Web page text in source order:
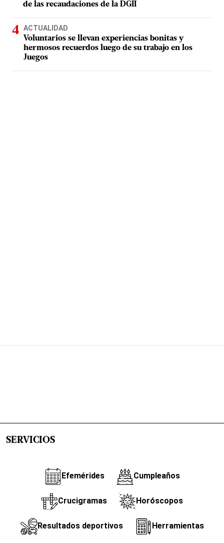
de las recaudaciones de la DGII
ACTUALIDAD
Voluntarios se llevan experiencias bonitas y
hermosos recuerdos luego de su trabajo en los
Juegos
SERVICIOS
Efemérides Cumpleaños
Crucigramas Horóscopos
Resultados deportivos Herramientas